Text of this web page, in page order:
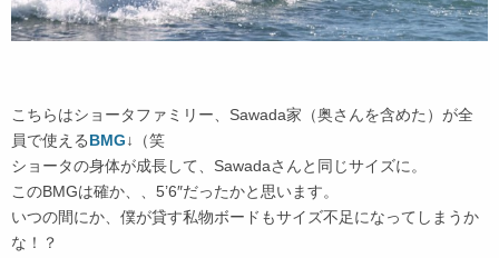
こちらはショータファミリー、Sawada家（奥さんを含めた）が全
員で使えるBMG↓（笑
ショータの身体が成長して、Sawadaさんと同じサイズに。
このBMGは確か、、5’6″だったかと思います。
いつの間にか、僕が貸す私物ボードもサイズ不足になってしまうか
な！？